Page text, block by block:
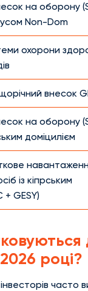
на оборону
Non-Dom
охорони
внесок
на оборону
доміцилієм
із кіпрським
+ GESY)
році?
часто